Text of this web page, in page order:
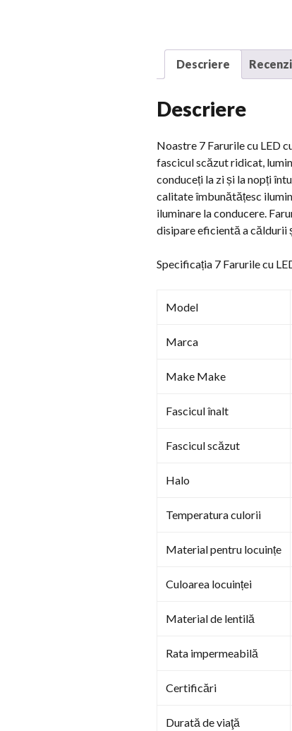
Descriere
Descriere
Noastre 7 Farurile cu LED
fascicul scăzut ridicat,
conduceți la zi și la nopți
calitate îmbunătățesc
iluminare la conducere.
disipare eficientă a căldurii
Specificația 7 Farurile cu
Model
Marca
Make Make
Fascicul înalt
Fascicul scăzut
Halo
Temperatura culorii
Material pentru locuințe
Culoarea locuinței
Material de lentilă
Rata impermeabilă
Certificări
Durată de viaţă